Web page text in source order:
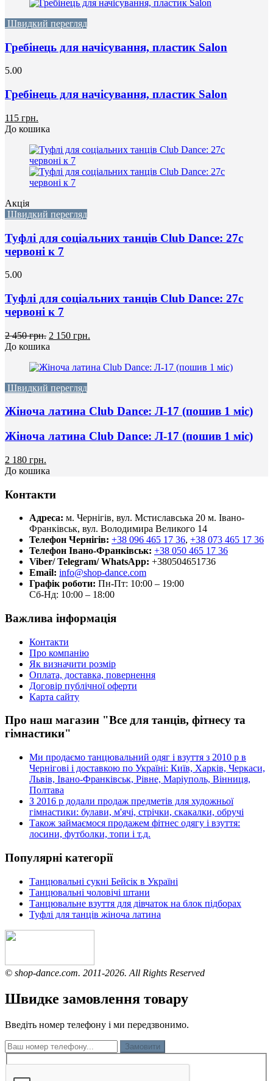
Швидкий перегляд
Гребінець для начісування, пластик Salon
5.00
Гребінець для начісування, пластик Salon
115 грн.
До кошика
Акція
Швидкий перегляд
Туфлі для соціальних танців Club Dance: 27с
червоні к 7
5.00
Туфлі для соціальних танців Club Dance: 27с
червоні к 7
2 450 грн. 2 150 грн.
До кошика
Швидкий перегляд
Жіноча латина Club Dance: Л-17 (пошив 1 міс)
Жіноча латина Club Dance: Л-17 (пошив 1 міс)
2 180 грн.
До кошика
Контакти
Адреса: м. Чернігів, вул. Мстиславська 20 м. Івано-
Франківськ, вул. Володимира Великого 14
Телефон Чернігів: +38 096 465 17 36, +38 073 465 17 36
Телефон Івано-Франківськ: +38 050 465 17 36
Viber/ Telegram/ WhatsApp: +380504651736
Email: info@shop-dance.com
Графік роботи: Пн-Пт: 10:00 – 19:00
Сб-Нд: 10:00 – 18:00
Важлива інформація
Контакти
Про компанію
Як визначити розмір
Оплата, доставка, повернення
Договір публічної оферти
Карта сайту
Про наш магазин "Все для танців, фітнесу та
гімнастики"
Ми продаємо танцювальний одяг і взуття з 2010 р в
Чернігові і доставкою по Україні: Київ, Харків, Черкаси,
Львів, Івано-Франківськ, Рівне, Маріуполь, Вінниця,
Полтава
З 2016 р додали продаж предметів для художньої
гімнастики: булави, м'ячі, стрічки, скакалки, обручі
Також займаємося продажем фітнес одягу і взуття:
лосини, футболки, топи і т.д.
Популярні категорії
Танцювальні сукні Бейсік в Україні
Танцювальні чоловічі штани
Танцювальне взуття для дівчаток на блок підборах
Туфлі для танців жіноча латина
© shop-dance.com. 2011-2026. All Rights Reserved
Швидке замовлення товару
Введіть номер телефону і ми передзвонимо.
Замовити